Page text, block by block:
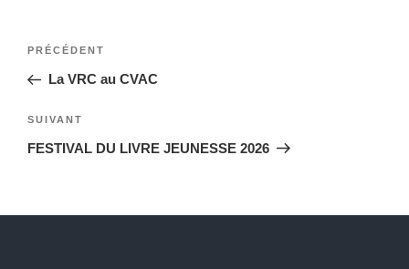
Navigation
l’article
Article
précédent
PRÉCÉDENT
La VRC au CVAC
Article
suivant
SUIVANT
FESTIVAL DU LIVRE JEUNESSE 2026